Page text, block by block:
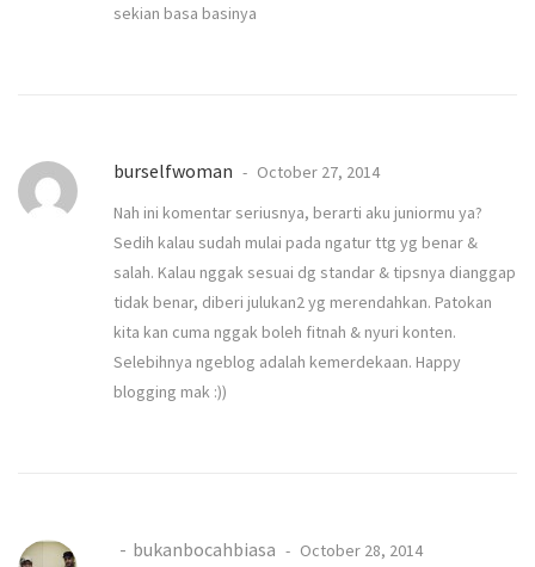
sekian basa basinya
burselfwoman
October 27, 2014
Nah ini komentar seriusnya, berarti aku juniormu ya?
Sedih kalau sudah mulai pada ngatur ttg yg benar &
salah. Kalau nggak sesuai dg standar & tipsnya dianggap
tidak benar, diberi julukan2 yg merendahkan. Patokan
kita kan cuma nggak boleh fitnah & nyuri konten.
Selebihnya ngeblog adalah kemerdekaan. Happy
blogging mak :))
bukanbocahbiasa
October 28, 2014